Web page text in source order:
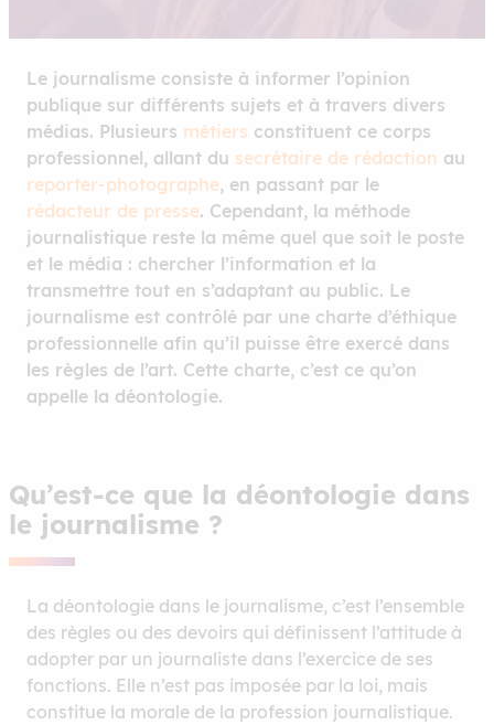
Le journalisme consiste à informer l’opinion
publique sur différents sujets et à travers divers
médias. Plusieurs métiers constituent ce corps
professionnel, allant du secrétaire de rédaction au
reporter-photographe, en passant par le
rédacteur de presse. Cependant, la méthode
journalistique reste la même quel que soit le poste
et le média : chercher l’information et la
transmettre tout en s’adaptant au public. Le
journalisme est contrôlé par une charte d’éthique
professionnelle afin qu’il puisse être exercé dans
les règles de l’art. Cette charte, c’est ce qu’on
appelle la déontologie.
Qu’est-ce que la déontologie dans
le journalisme ?
La déontologie dans le journalisme, c’est l’ensemble
des règles ou des devoirs qui définissent l’attitude à
adopter par un journaliste dans l’exercice de ses
fonctions. Elle n’est pas imposée par la loi, mais
constitue la morale de la profession journalistique.